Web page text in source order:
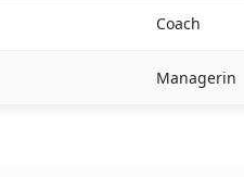
Coach
Managerin